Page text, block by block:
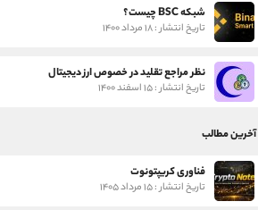
شبکه BSC چیست؟
تاریخ انتشار : ۱۸ مرداد ۱۴۰۰
نظر مراجع تقلید در خصوص ارز دیجیتال
تاریخ انتشار : ۱۵ اسفند ۱۴۰۰
آخرین مطالب
فناوری کریپتونوت
تاریخ انتشار : ۱۵ مرداد ۱۴۰۵